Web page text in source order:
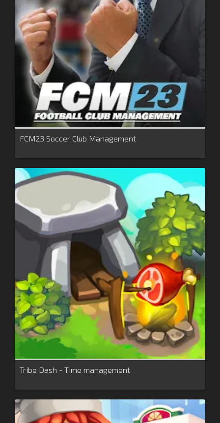
FCM23 Soccer Club Management
Tribe Dash - Time management